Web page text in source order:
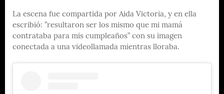
La escena fue compartida por Aida Victoria, y en ella
escribió: ”resultaron ser los mismo que mi mamá
contrataba para mis cumpleaños” con su imagen
conectada a una videollamada mientras lloraba.